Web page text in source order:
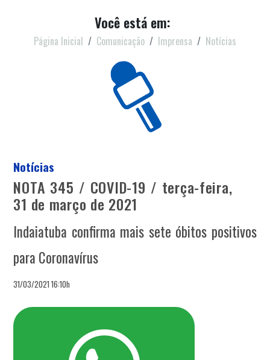
Você está em:
Página Inicial Comunicação Imprensa Notícias
Notícias
NOTA 345 / COVID-19 / terça-feira,
31 de março de 2021
Indaiatuba confirma mais sete óbitos positivos
para Coronavírus
31/03/2021 16:10h